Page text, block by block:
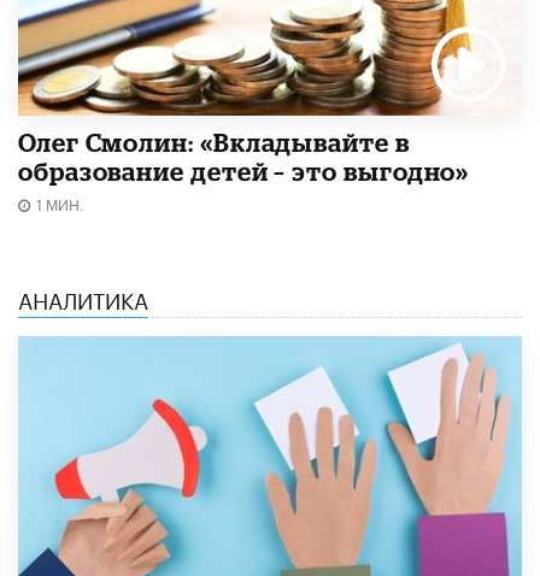
Олег Смолин: «Вкладывайте в
образование детей – это выгодно»
1 МИН.
АНАЛИТИКА